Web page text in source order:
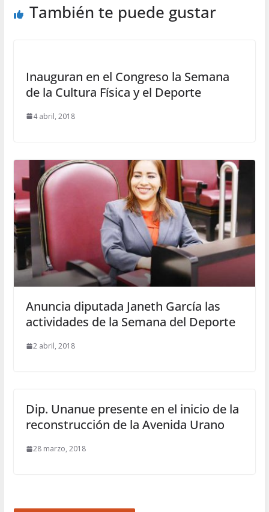
También te puede gustar
Inauguran en el Congreso la Semana
de la Cultura Física y el Deporte
4 abril, 2018
Anuncia diputada Janeth García las
actividades de la Semana del Deporte
2 abril, 2018
Dip. Unanue presente en el inicio de la
reconstrucción de la Avenida Urano
28 marzo, 2018